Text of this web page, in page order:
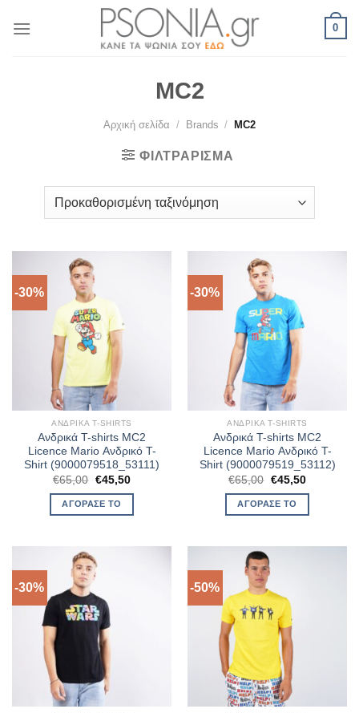
0
MC2
Αρχική σελίδα / Brands / MC2
ΦΙΛΤΡΆΡΙΣΜΑ
-30%
ΑΝΔΡΙΚΆ T-SHIRTS
Ανδρικά T-shirts MC2
Licence Mario Ανδρικό T-
Shirt (9000079518_53111)
€65,00 Original
price
was:
€65,00.
€45,50Η
ΑΓΌΡΑΣΈ ΤΟ
-30%
ΑΝΔΡΙΚΆ T-SHIRTS
Ανδρικά T-shirts MC2
Licence Mario Ανδρικό T-
Shirt (9000079519_53112)
€65,00 Original
price
was:
€65,00.
€45,50Η
ΑΓΌΡΑΣΈ ΤΟ
-30% -50%